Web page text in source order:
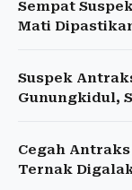
Sempat
Mati
Suspek
Gunungkidul,
Cegah
Ternak